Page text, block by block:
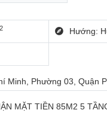
2 Hướng:
Minh, Phường 03, Quận
MẶT TIỀN 85M2 5